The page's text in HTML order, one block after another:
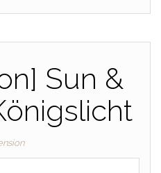
Sun &